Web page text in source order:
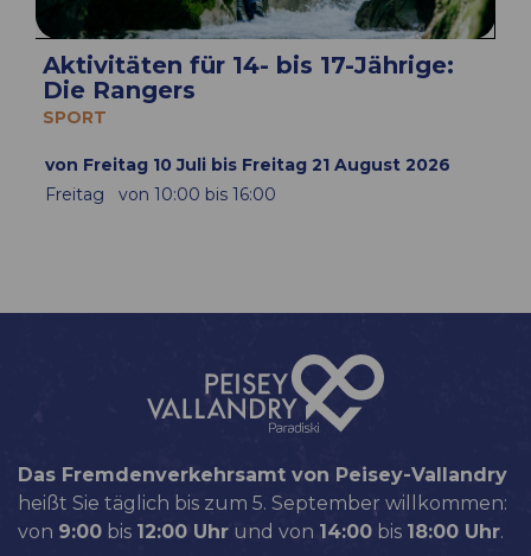
Aktivitäten für 14- bis 17-Jährige:
Die Rangers
SPORT
von Freitag 10 Juli bis Freitag 21 August 2026
Freitag
von 10:00 bis 16:00
Das Fremdenverkehrsamt von Peisey-Vallandry
heißt Sie täglich bis zum 5. September willkommen:
von 9:00 bis 12:00 Uhr und von 14:00 bis 18:00 Uhr.